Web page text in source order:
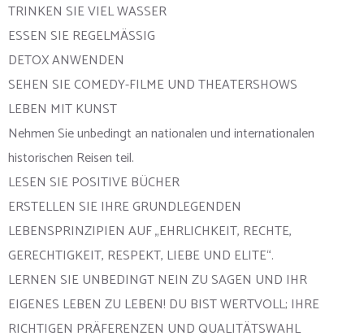
TRINKEN SIE VIEL WASSER
ESSEN SIE REGELMÄSSIG
DETOX ANWENDEN
SEHEN SIE COMEDY-FILME UND THEATERSHOWS
LEBEN MIT KUNST
Nehmen Sie unbedingt an nationalen und internationalen
historischen Reisen teil.
LESEN SIE POSITIVE BÜCHER
ERSTELLEN SIE IHRE GRUNDLEGENDEN
LEBENSPRINZIPIEN AUF „EHRLICHKEIT, RECHTE,
GERECHTIGKEIT, RESPEKT, LIEBE UND ELITE“.
LERNEN SIE UNBEDINGT NEIN ZU SAGEN UND IHR
EIGENES LEBEN ZU LEBEN! DU BIST WERTVOLL; IHRE
RICHTIGEN PRÄFERENZEN UND QUALITÄTSWAHL